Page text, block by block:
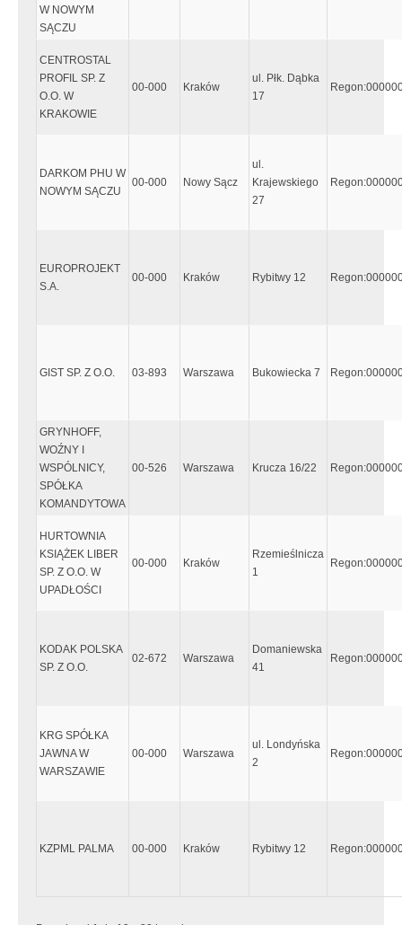
W NOWYM
SĄCZU
CENTROSTAL
PROFIL SP. Z
O.O. W
KRAKOWIE
00-000 Kraków
ul. Płk. Dąbka
17
DARKOM PHU W
NOWYM SĄCZU
00-000 Nowy Sącz
ul.
Krajewskiego
27
EUROPROJEKT
S.A.
00-000 Kraków Rybitwy 12
GIST SP. Z O.O. 03-893 Warszawa Bukowiecka 7
GRYNHOFF,
WOŹNY I
WSPÓLNICY,
SPÓŁKA
KOMANDYTOWA
00-526 Warszawa Krucza 16/22
HURTOWNIA
KSIĄŻEK LIBER
SP. Z O.O. W
UPADŁOŚCI
00-000 Kraków
Rzemieślnicza
1
KODAK POLSKA
SP. Z O.O.
02-672 Warszawa
Domaniewska
41
KRG SPÓŁKA
JAWNA W
WARSZAWIE
00-000 Warszawa
ul. Londyńska
2
KZPML PALMA 00-000 Kraków Rybitwy 12